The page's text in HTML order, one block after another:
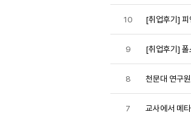
10 [취업후기]
9 [취업후기]
8 천문대 연구
7 교사에서 메